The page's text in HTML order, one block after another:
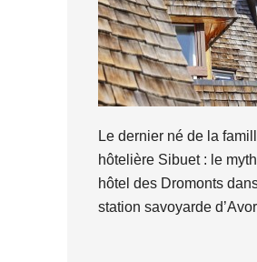
Le dernier né de la
hôtelière Sibuet : le
hôtel des Dromonts
station savoyarde